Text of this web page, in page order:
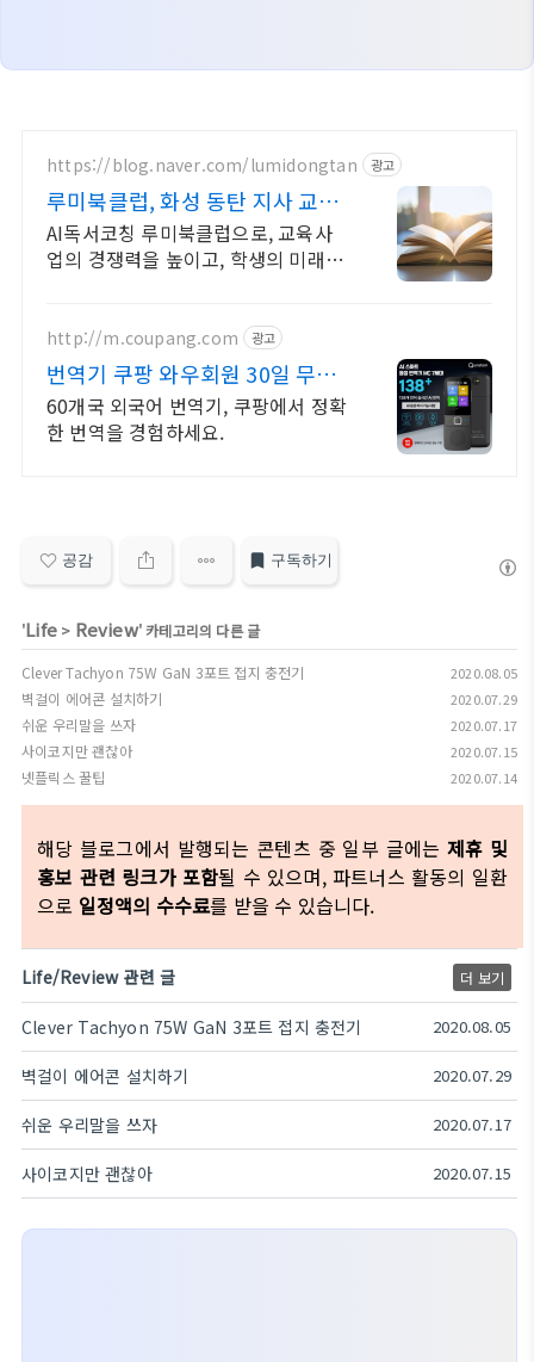
https://blog.naver.com/lumidongtan 광고
루미북클럽, 화성 동탄 지사 교육
사업의 기초 경쟁력
AI독서코칭 루미북클럽으로, 교육사
업의 경쟁력을 높이고, 학생의 미래를
http://m.coupang.com 광고
번역기 쿠팡 와우회원 30일 무료
반품
60개국 외국어 번역기, 쿠팡에서 정확
한 번역을 경험하세요.
공감 구독하기
'Life > Review' 카테고리의 다른 글
Clever Tachyon 75W GaN 3포트 접지 충전기 2020.08.05
벽걸이 에어콘 설치하기 2020.07.29
쉬운 우리말을 쓰자 2020.07.17
사이코지만 괜찮아 2020.07.15
넷플릭스 꿀팁 2020.07.14
해당 블로그에서 발행되는 콘텐츠 중 일부 글에는 제휴 및
홍보 관련 링크가 포함될 수 있으며, 파트너스 활동의 일환
으로 일정액의 수수료를 받을 수 있습니다.
Life/Review 관련 글 더 보기
Clever Tachyon 75W GaN 3포트 접지 충전기 2020.08.05
벽걸이 에어콘 설치하기 2020.07.29
쉬운 우리말을 쓰자 2020.07.17
사이코지만 괜찮아 2020.07.15